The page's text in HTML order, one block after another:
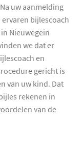
uw aanmelding
ervaren bijlescoach
Nieuwegein
we dat er
en
gericht is
van uw kind. Dat
rekenen in
van de